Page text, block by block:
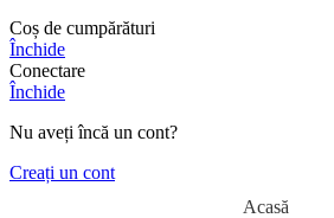
Coș de cumpărături
Închide
Conectare
Închide
Nu aveți încă un cont?
Creați un cont
Acasă